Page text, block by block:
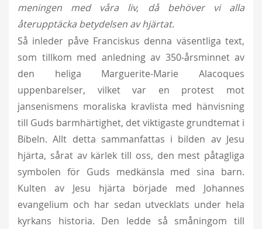
meningen med våra liv, då behöver vi alla
återupptäcka betydelsen av hjärtat.
Så inleder påve Franciskus denna väsentliga text,
som tillkom med anledning av 350-årsminnet av
den heliga Marguerite-Marie Alacoques
uppenbarelser, vilket var en protest mot
jansenismens moraliska kravlista med hänvisning
till Guds barmhärtighet, det viktigaste grundtemat i
Bibeln. Allt detta sammanfattas i bilden av Jesu
hjärta, sårat av kärlek till oss, den mest påtagliga
symbolen för Guds medkänsla med sina barn.
Kulten av Jesu hjärta började med Johannes
evangelium och har sedan utvecklats under hela
kyrkans historia. Den ledde så småningom till